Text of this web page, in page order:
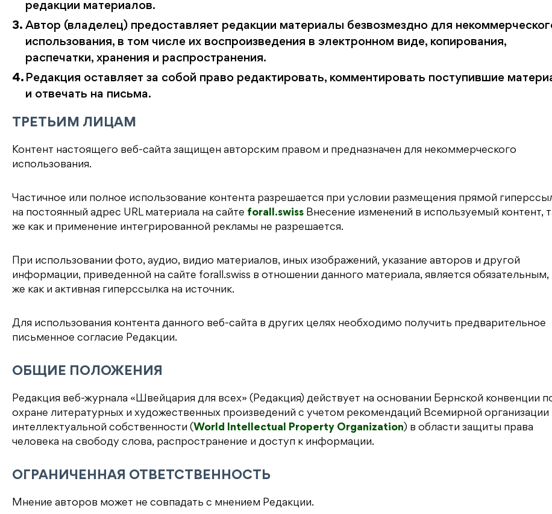
редакции материалов.
Автор (владелец) предоставляет редакции материалы безвозмездно для
использования, в том числе их воспроизведения в электронном виде, копирования,
распечатки, хранения и распространения.
Редакция оставляет за собой право редактировать, комментировать поступившие
и отвечать на письма.
ТРЕТЬИМ ЛИЦАМ
Контент настоящего веб-сайта защищен авторским правом и предназначен для некоммерческого
использования.
Частичное или полное использование контента разрешается при условии размещения прямой
на постоянный адрес URL материала на сайте forall.swiss Внесение изменений в используемый контент,
же как и применение интегрированной рекламы не разрешается.
При использовании фото, аудио, видио материалов, иных изображений, указание авторов и другой
информации, приведенной на сайте forall.swiss в отношении данного материала, является обязательным,
же как и активная гиперссылка на источник.
Для использования контента данного веб-сайта в других целях необходимо получить предварительное
письменное согласие Редакции.
ОБЩИЕ ПОЛОЖЕНИЯ
Редакция веб-журнала «Швейцария для всех» (Редакция) действует на основании Бернской конвенции
охране литературных и художественных произведений с учетом рекомендаций Всемирной организации
интеллектуальной собственности (World Intellectual Property Organization) в области защиты права
человека на свободу слова, распространение и доступ к информации.
ОГРАНИЧЕННАЯ ОТВЕТСТВЕННОСТЬ
Мнение авторов может не совпадать с мнением Редакции.